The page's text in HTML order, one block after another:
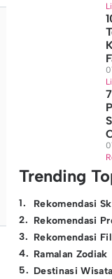
Trending
1.
Rekomendasi
2. Rekomendasi
3. Rekomendasi
4. Ramalan Zodiak
5. Destinasi Wisata